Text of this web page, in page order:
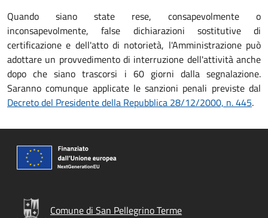
Quando siano state rese, consapevolmente o
inconsapevolmente, false dichiarazioni sostitutive di
certificazione e dell'atto di notorietà, l'Amministrazione può
adottare un provvedimento di interruzione dell'attività anche
dopo che siano trascorsi i 60 giorni dalla segnalazione.
Saranno comunque applicate le sanzioni penali previste dal
Decreto del Presidente della Repubblica 28/12/2000, n. 445.
Comune di San Pellegrino Terme